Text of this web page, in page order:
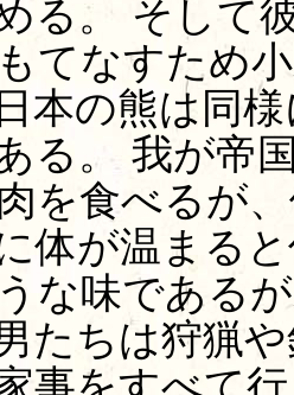
る。 そして
てなすため
熊は同様に
る。 我が帝
を食べるが
体が温まる
な味である
は狩猟や釣
事をすべて